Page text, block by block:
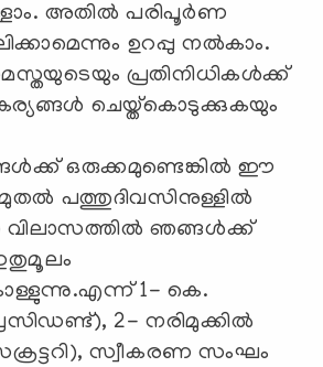
അതില്‍ പരിപൂര്‍ണ
ഉറപ്പു നല്‍കാം.
പ്രതിനിധികള്‍ക്ക്
ചെയ്ത്‌കൊടുക്കുകയും
ഒരുക്കമുണ്ടെങ്കില്‍ ഈ
പത്തുദിവസിനുള്ളില്‍
ഞങ്ങള്‍ക്ക്
1- കെ.
2- നരിമുക്കില്‍
സ്വീകരണ സംഘം